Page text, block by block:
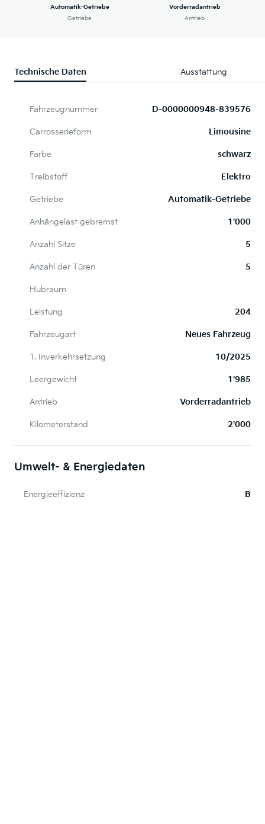
Automatik-Getriebe
Getriebe
Vorderradantrieb
Antrieb
Technische Daten Ausstattung
Fahrzeugnummer D-0000000948-839576
Carrosserieform Limousine
Farbe schwarz
Treibstoff Elektro
Getriebe Automatik-Getriebe
Anhängelast gebremst 1'000
Anzahl Sitze 5
Anzahl der Türen 5
Hubraum
Leistung 204
Fahrzeugart Neues Fahrzeug
1. Inverkehrsetzung 10/2025
Leergewicht 1'985
Antrieb Vorderradantrieb
Kilometerstand 2'000
Umwelt- & Energiedaten
Energieeffizienz B